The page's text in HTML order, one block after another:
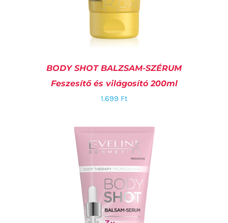
KOSÁRBA TESZEM / RÉSZLETEK
BODY SHOT BALZSAM-SZÉRUM
Feszesítő és világosító 200ml
1.699 Ft